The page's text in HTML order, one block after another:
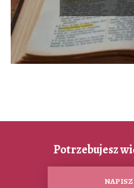
Potrzebujesz
NAPISZ